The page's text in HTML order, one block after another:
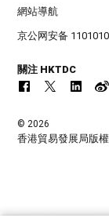
網站導航
京公网安备
關注 HKTDC
© 2026
香港貿易發展局版